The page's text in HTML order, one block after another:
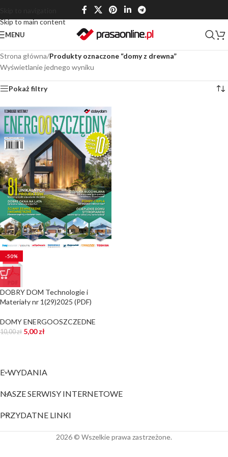
Skip to main content
MENU
Strona główna/Produkty oznaczone “domy z drewna”
Wyświetlanie jednego wyniku
Pokaż filtry
-50%
DOBRY DOM Technologie i
Materiały nr 1(29)2025 (PDF)
DOMY ENERGOOSZCZEDNE
10,00zł 5,00zł
E-WYDANIA
NASZE SERWISY INTERNETOWE
PRZYDATNE LINKI
2026 © Wszelkie prawa zastrzeżone.